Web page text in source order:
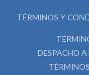
TÉRMINOS Y
DESPACHO